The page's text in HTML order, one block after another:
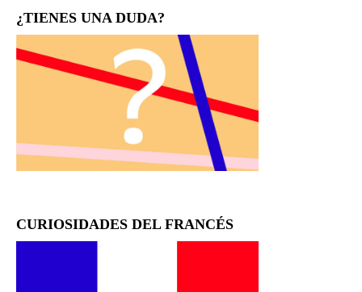
¿TIENES UNA DUDA?
CURIOSIDADES DEL FRANCÉS